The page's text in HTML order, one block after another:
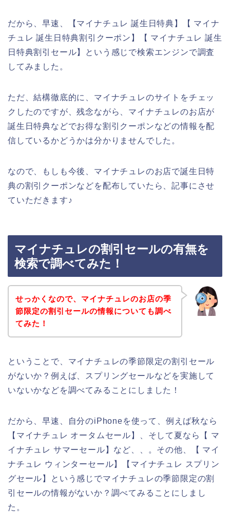
だから、早速、【マイナチュレ 誕生日特典】【 マイナ
チュレ 誕生日特典割引クーポン】【 マイナチュレ 誕生
日特典割引セール】という感じで検索エンジンで調査
してみました。
ただ、結構徹底的に、マイナチュレのサイトをチェッ
クしたのですが、残念ながら、マイナチュレのお店が
誕生日特典などでお得な割引クーポンなどの情報を配
信しているかどうかは分かりませんでした。
なので、もしも今後、マイナチュレのお店で誕生日特
典の割引クーポンなどを配布していたら、記事にさせ
ていただきます♪
マイナチュレの割引セールの有無を
検索で調べてみた！
せっかくなので、マイナチュレのお店の季
節限定の割引セールの情報についても調べ
てみた！
ということで、マイナチュレの季節限定の割引セール
がないか？例えば、スプリングセールなどを実施して
いないかなどを調べてみることにしました！
だから、早速、自分のiPhoneを使って、例えば秋なら
【マイナチュレ オータムセール】、そして夏なら【 マ
イナチュレ サマーセール】など、、。その他、【 マイ
ナチュレ ウィンターセール】【マイナチュレ スプリン
グセール】という感じでマイナチュレの季節限定の割
引セールの情報がないか？調べてみることにしまし
た。